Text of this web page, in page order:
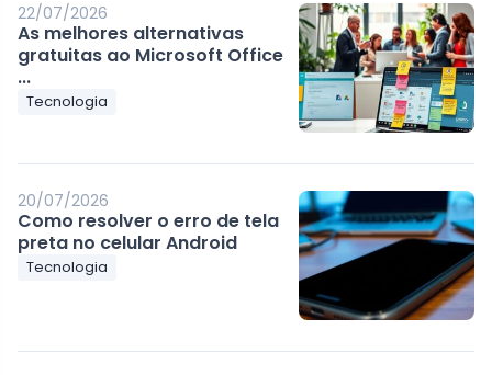
22/07/2026
As melhores alternativas
gratuitas ao Microsoft Office
...
Tecnologia
20/07/2026
Como resolver o erro de tela
preta no celular Android
Tecnologia